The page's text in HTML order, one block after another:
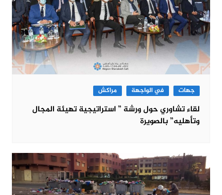
جهات في الواجهة مراكش
لقاء تشاوري حول ورشة ” استراتيجية تهيئة المجال
وتأهليه” بالصويرة